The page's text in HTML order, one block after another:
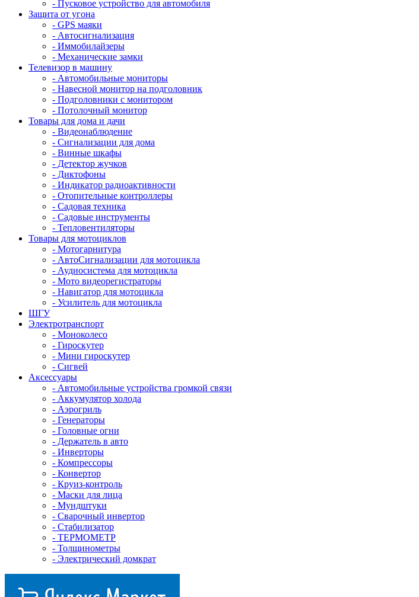
- Пусковое устройство для автомобиля
Защита от угона
- GPS маяки
- Автосигнализация
- Иммобилайзеры
- Механические замки
Телевизор в машину
- Автомобильные мониторы
- Навесной монитор на подголовник
- Подголовники с монитором
- Потолочный монитор
Товары для дома и дачи
- Видеонаблюдение
- Сигнализации для дома
- Винные шкафы
- Детектор жучков
- Диктофоны
- Индикатор радиоактивности
- Отопительные контроллеры
- Садовая техника
- Садовые инструменты
- Тепловентиляторы
Товары для мотоциклов
- Mотогарнитура
- АвтоСигнализации для мотоцикла
- Аудиосистема для мотоцикла
- Мото видеорегистраторы
- Навигатор для мотоцикла
- Усилитель для мотоцикла
ШГУ
Электротранспорт
- Mоноколесо
- Гироскутер
- Мини гироскутер
- Сигвей
Аксессуары
- Автомобильные устройства громкой связи
- Аккумулятор холода
- Аэрогриль
- Генераторы
- Головные огни
- Держатель в авто
- Инверторы
- Компрессоры
- Конвертор
- Круиз-контроль
- Маски для лица
- Мундштуки
- Сварочный инвертор
- Стабилизатор
- ТЕРМОМЕТР
- Толщинометры
- Электрический домкрат